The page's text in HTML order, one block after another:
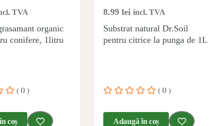
TVA
organic
conifere, 1litru
( 0 )
coș
8.99 lei incl. TVA
Substrat natural Dr.Soil
pentru citrice la punga de 1L
( 0 )
Adaugă în coș